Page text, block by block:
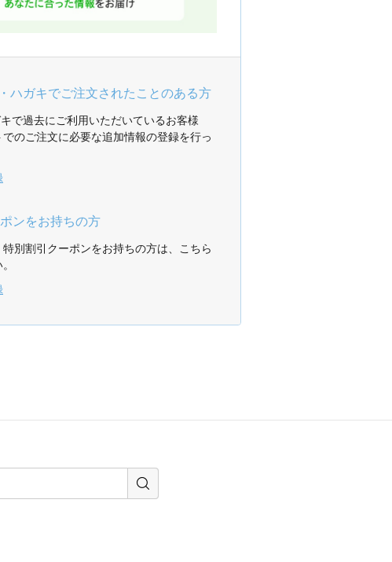
ハガキでご注文されたことのある方
で過去にご利用いただいているお客様
のご注文に必要な追加情報の登録を行っ
ンをお持ちの方
別割引クーポンをお持ちの方は、こちら